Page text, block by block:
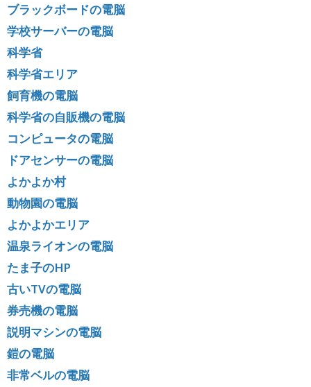
ブラックボードの電脳
学校サーバーの電脳
科学省
科学省エリア
飼育機の電脳
科学省の自販機の電脳
コンピュータの電脳
ドアセンサーの電脳
よかよか村
動物園の電脳
よかよかエリア
温泉ライオンの電脳
たま子のHP
古いTVの電脳
券売機の電脳
説明マシンの電脳
鎧の電脳
非常ベルの電脳